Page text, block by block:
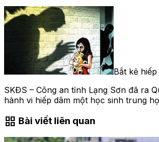
Bắt kẻ
SKĐS – Công an tỉnh Lạng Sơn đã ra
hành vi hiếp dâm một học sinh trung
grid_view Bài viết liên quan